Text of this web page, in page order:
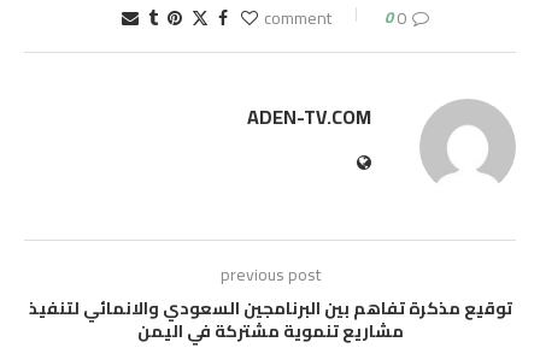
0 comment
0
ADEN-TV.COM
previous post
توقيع مذكرة تفاهم بين البرنامجين السعودي والانمائي لتنفيذ
مشاريع تنموية مشتركة في اليمن